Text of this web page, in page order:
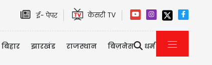
ई- पेपर केसरी TV
बिहार झारखंड राजस्थान बिज़नेस धर्म